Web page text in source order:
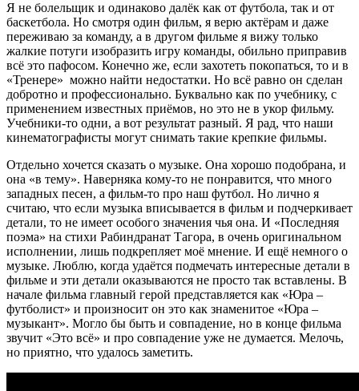
Я не болельщик и одинаково далёк как от футбола, так и от
баскетбола. Но смотря один фильм, я верю актёрам и даже
переживаю за команду, а в другом фильме я вижу только
жалкие потуги изобразить игру команды, обильно приправив
всё это пафосом. Конечно же, если захотеть покопаться, то и в
«Тренере» можно найти недостатки. Но всё равно он сделан
добротно и профессионально. Буквально как по учебнику, с
применением известных приёмов, но это не в укор фильму.
Учебники-то одни, а вот результат разный. Я рад, что наши
кинематографисты могут снимать такие крепкие фильмы.
Отдельно хочется сказать о музыке. Она хорошо подобрана, и
она «в тему». Наверняка кому-то не понравится, что много
западных песен, а фильм-то про наш футбол. Но лично я
считаю, что если музыка вписывается в фильм и подчеркивает
детали, то не имеет особого значения чья она. И «Последняя
поэма» на стихи Рабиндранат Тагора, в очень оригинальном
исполнении, лишь подкрепляет моё мнение. И ещё немного о
музыке. Люблю, когда удаётся подмечать интересные детали в
фильме и эти детали оказываются не просто так вставлены. В
начале фильма главный герой представляется как «Юра –
футболист» и произносит он это как знаменитое «Юра –
музыкант». Могло бы быть и совпадение, но в конце фильма
звучит «Это всё» и про совпадение уже не думается. Мелочь,
но приятно, что удалось заметить.